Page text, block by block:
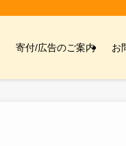
寄付/広告のご案内 お